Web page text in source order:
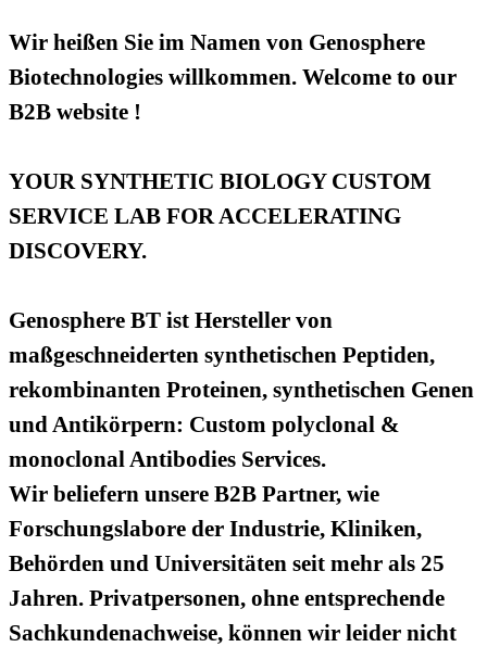
Wir heißen Sie im Namen von Genosphere
Biotechnologies willkommen. Welcome to our
B2B website !
YOUR SYNTHETIC BIOLOGY CUSTOM
SERVICE LAB FOR ACCELERATING
DISCOVERY.
Genosphere BT ist Hersteller von
maßgeschneiderten synthetischen Peptiden,
rekombinanten Proteinen, synthetischen Genen
und Antikörpern: Custom polyclonal &
monoclonal Antibodies Services.
Wir beliefern unsere B2B Partner, wie
Forschungslabore der Industrie, Kliniken,
Behörden und Universitäten seit mehr als 25
Jahren. Privatpersonen, ohne entsprechende
Sachkundenachweise, können wir leider nicht